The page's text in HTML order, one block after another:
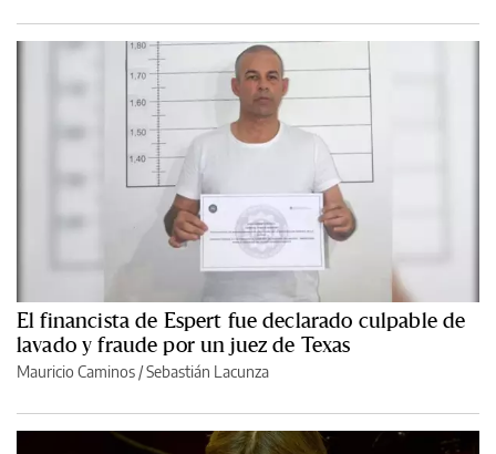
El financista de Espert fue declarado culpable de
lavado y fraude por un juez de Texas
Mauricio Caminos /Sebastián Lacunza